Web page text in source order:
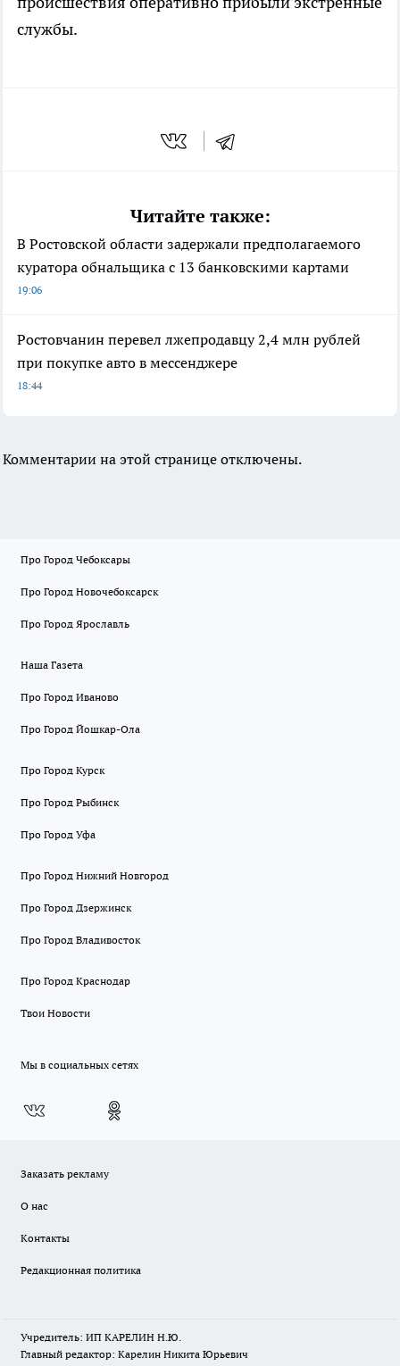
службы.
Читайте также:
В Ростовской области задержали предполагаемого
куратора обнальщика с 13 банковскими картами
19:06
Ростовчанин перевел лжепродавцу 2,4 млн рублей
при покупке авто в мессенджере
18:44
Комментарии на этой странице отключены.
Про Город Чебоксары
Про Город Новочебоксарск
Про Город Ярославль
Наша Газета
Про Город Иваново
Про Город Йошкар-Ола
Про Город Курск
Про Город Рыбинск
Про Город Уфа
Про Город Нижний Новгород
Про Город Дзержинск
Про Город Владивосток
Про Город Краснодар
Твои Новости
Мы в социальных сетях
Заказать рекламу
О нас
Контакты
Редакционная политика
Учредитель: ИП КАРЕЛИН Н.Ю.
Главный редактор: Карелин Никита Юрьевич